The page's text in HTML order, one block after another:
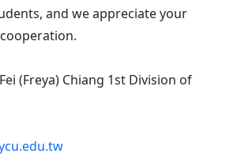
and we appreciate your
(Freya) Chiang 1st Division of